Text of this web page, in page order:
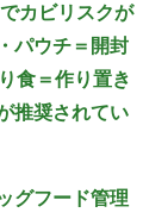
カビリスクが
パウチ＝開封
食＝作り置き
推奨されてい
グフード管理